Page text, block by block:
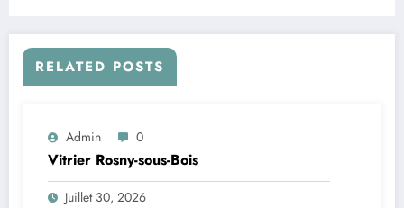
RELATED POSTS
Admin 0
Vitrier Rosny-sous-Bois
Juillet 30, 2026